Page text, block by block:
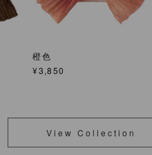
橙色
¥3,850
View Collection